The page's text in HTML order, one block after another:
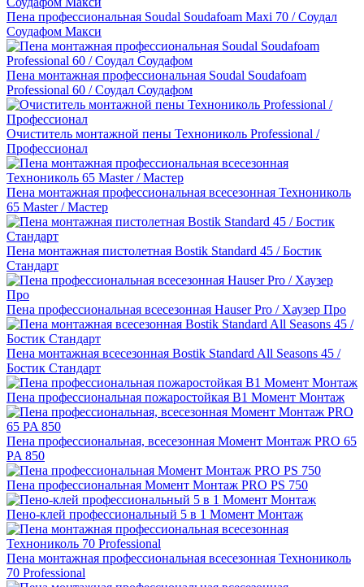
Пена профессиональная Soudal Soudafoam Maxi 70 / Соудал
Соудафом Макси
Пена монтажная профессиональная Soudal Soudafoam
Professional 60 / Соудал Соудафом
Очиститель монтажной пены Технониколь Professional /
Профессионал
Пена монтажная профессиональная всесезонная Технониколь
65 Master / Мастер
Пена монтажная пистолетная Bostik Standard 45 / Бостик
Стандарт
Пена профессиональная всесезонная Hauser Pro / Хаузер Про
Пена монтажная всесезонная Bostik Standard All Seasons 45 /
Бостик Стандарт
Пена профессиональная пожаростойкая В1 Момент Монтаж
Пена профессиональная, всесезонная Момент Монтаж PRO 65
PA 850
Пена профессиональная Момент Монтаж PRO PS 750
Пено-клей профессиональный 5 в 1 Момент Монтаж
Пена монтажная профессиональная всесезонная Технониколь
70 Professional